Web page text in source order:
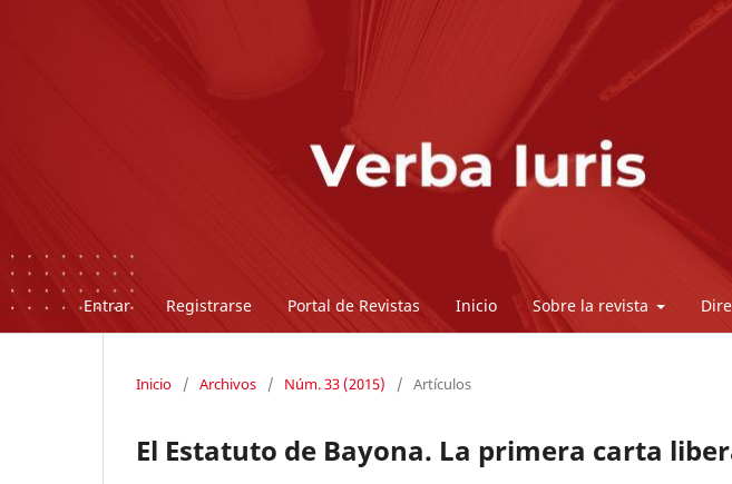
Entrar Registrarse Portal de Revistas Inicio Sobre la revista
Inicio / Archivos / Núm. 33 (2015) / Artículos
El Estatuto de Bayona. La primera carta